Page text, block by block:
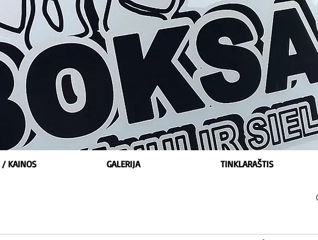
/ KAINOS GALERIJA TINKLARAŠTIS